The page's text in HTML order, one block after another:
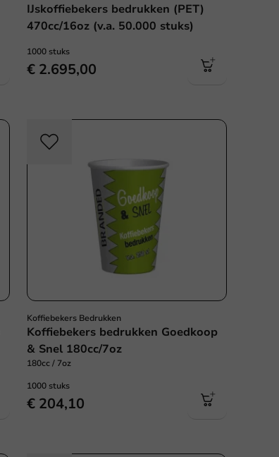
IJskoffiebekers bedrukken (PET)
470cc/16oz (v.a. 50.000 stuks)
1000 stuks
€ 2.695,00
Koffiebekers Bedrukken
Koffiebekers bedrukken Goedkoop
& Snel 180cc/7oz
180cc / 7oz
1000 stuks
€ 204,10